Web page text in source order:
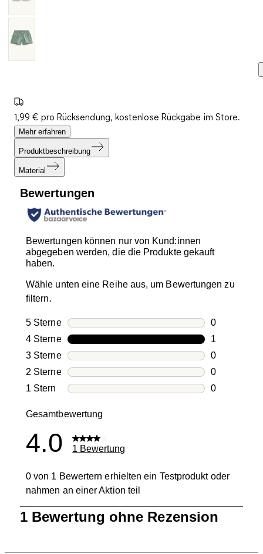
1,99 € pro Rücksendung, kostenlose Rückgabe im Store.
Mehr erfahren
Produktbeschreibung
Material
Bewertungen
Bewertungen können nur von Kund:innen
abgegeben werden, die die Produkte gekauft
haben.
Wähle unten eine Reihe aus, um Bewertungen zu
filtern.
5 SterneSterne
0
0
4 SterneSterne
1
1
3 SterneSterne
0
0
2 SterneSterne
0
0
1 Stern Sterne
0
Gesamtbewertung
4.0 1 Bewertung
0 von 1 Bewertern erhielten ein Testprodukt oder
nahmen an einer Aktion teil
1 Bewertung ohne Rezension